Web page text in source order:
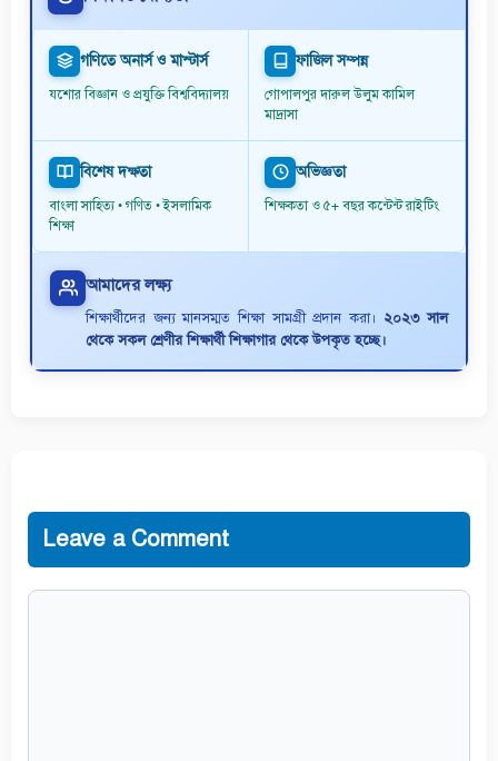
গণিতে অনার্স ও মাস্টার্স
যশোর বিজ্ঞান ও প্রযুক্তি বিশ্ববিদ্যালয়
ফাজিল সম্পন্ন
গোপালপুর দারুল উলুম কামিল
মাদ্রাসা
বিশেষ দক্ষতা
বাংলা সাহিত্য • গণিত • ইসলামিক
শিক্ষা
অভিজ্ঞতা
শিক্ষকতা ও ৫+ বছর কন্টেন্ট রাইটিং
আমাদের লক্ষ্য
শিক্ষার্থীদের জন্য মানসম্মত শিক্ষা সামগ্রী প্রদান করা। ২০২৩ সাল
থেকে সকল শ্রেণীর শিক্ষার্থী শিক্ষাগার থেকে উপকৃত হচ্ছে।
Leave a Comment
Comment